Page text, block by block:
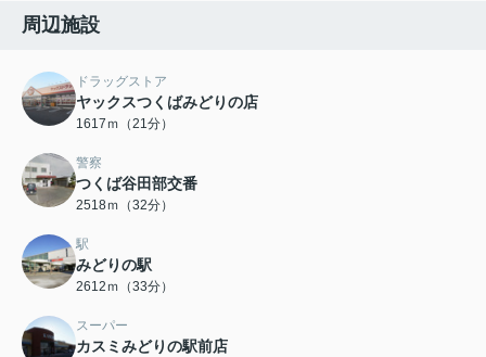
周辺施設
ドラッグストア
ヤックスつくばみどりの店
1617ｍ（21分）
警察
つくば谷田部交番
2518ｍ（32分）
駅
みどりの駅
2612ｍ（33分）
スーパー
カスミみどりの駅前店